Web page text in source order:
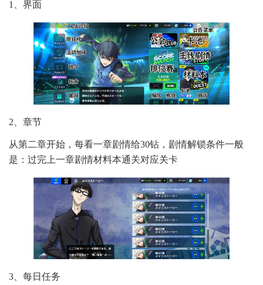
1、界面
2、章节
从第二章开始，每看一章剧情给30钻，剧情解锁条件一般
是：过完上一章剧情材料本通关对应关卡
3、每日任务